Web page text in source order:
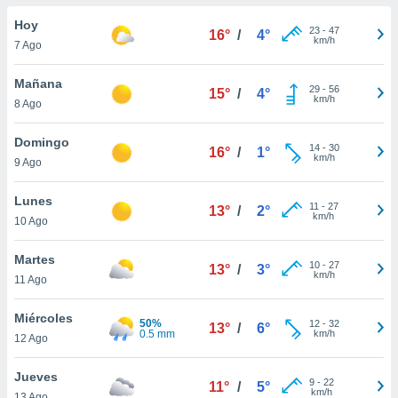
en
nuestra
y
cookies
Hoy
7 Ago
16° / 4° 23- 47
km/h
Mañana
8 Ago
15° / 4° 29- 56
km/h
Domingo
9 Ago
16° / 1° 14- 30
km/h
Lunes
10 Ago
13° / 2° 11 - 27
km/h
Martes
11 Ago
13° / 3° 10- 27
km/h
Miércoles
12 Ago
50%
0.5 mm
13° / 6° 12- 32
km/h
Jueves
11° / 5° 9- 22
km/h